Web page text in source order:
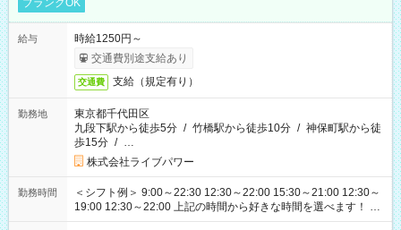
ブランクOK
給与
時給1250円～
交通費別途支給あり
交通費 支給（規定有り）
勤務地
東京都千代田区
九段下駅から徒歩5分 / 竹橋駅から徒歩10分 / 神保町駅から徒
歩15分 / …
株式会社ライブパワー
勤務時間
＜シフト例＞ 9:00～22:30 12:30～22:00 15:30～21:00 12:30～
19:00 12:30～22:00 上記の時間から好きな時間を選べます！ ※
時間は変更となる可能性があります